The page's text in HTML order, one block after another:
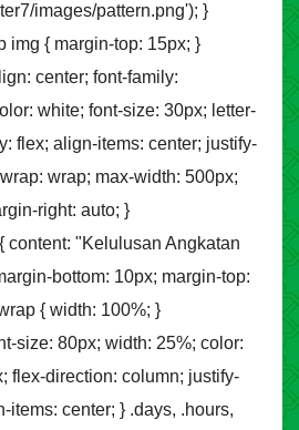
images/pattern.png'); }
img { margin-top: 15px; }
center; font-family:
white; font-size: 30px; letter-
flex; align-items: center; justify-
wrap; max-width: 500px;
right: auto; }
content: "Kelulusan Angkatan
bottom: 10px; margin-top:
{ width: 100%; }
size: 80px; width: 25%; color:
flex-direction: column; justify-
items: center; } .days, .hours,